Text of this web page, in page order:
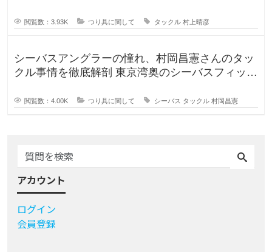
閲覧数：3.93K つり具に関して タックル 村上晴彦
シーバスアングラーの憧れ、村岡昌憲さんのタッ
クル事情を徹底解剖 東京湾奥のシーバスフィッシ
閲覧数：4.00K つり具に関して シーバス タックル 村岡昌憲
アカウント
ログイン
会員登録